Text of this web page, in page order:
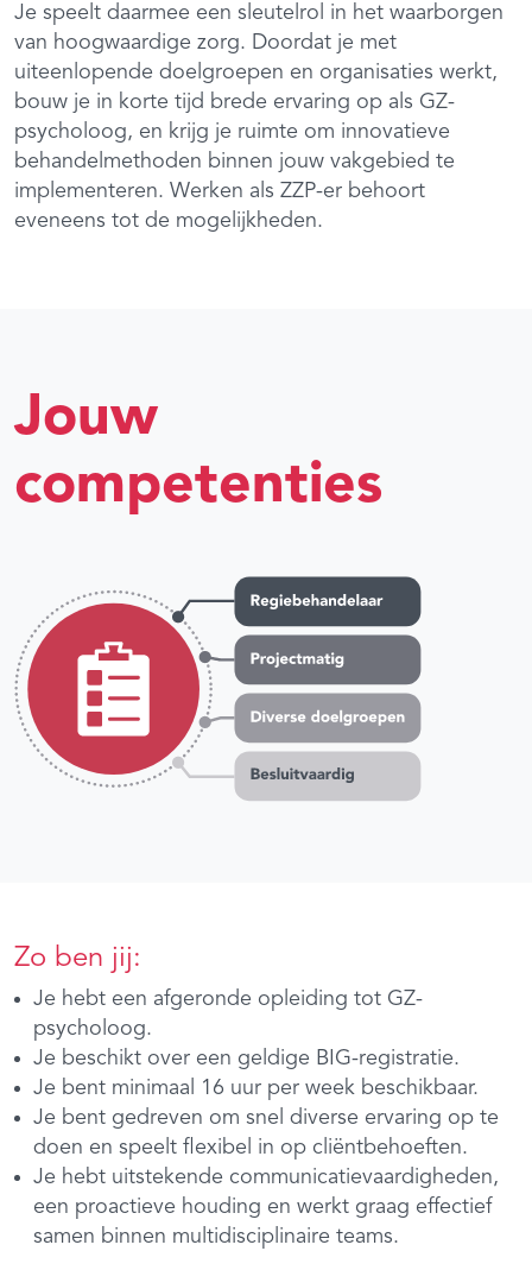
Je speelt daarmee een sleutelrol in het waarborgen
van hoogwaardige zorg. Doordat je met
uiteenlopende doelgroepen en organisaties werkt,
bouw je in korte tijd brede ervaring op als GZ-
psycholoog, en krijg je ruimte om innovatieve
behandelmethoden binnen jouw vakgebied te
implementeren. Werken als ZZP-er behoort
eveneens tot de mogelijkheden.
Jouw
competenties
Zo ben jij:
Je hebt een afgeronde opleiding tot GZ-
psycholoog.
Je beschikt over een geldige BIG-registratie.
Je bent minimaal 16 uur per week beschikbaar.
Je bent gedreven om snel diverse ervaring op te
doen en speelt flexibel in op cliëntbehoeften.
Je hebt uitstekende communicatievaardigheden,
een proactieve houding en werkt graag effectief
samen binnen multidisciplinaire teams.